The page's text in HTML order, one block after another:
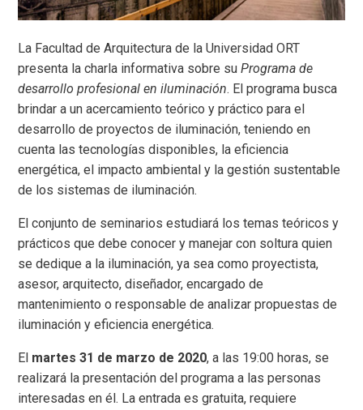
La Facultad de Arquitectura de la Universidad ORT
presenta la charla informativa sobre suPrograma de
desarrollo profesional en iluminación. El programa busca
brindar a un acercamiento teórico y práctico para el
desarrollo de proyectos de iluminación, teniendo en
cuenta las tecnologías disponibles, la eficiencia
energética, el impacto ambiental y la gestión sustentable
de los sistemas de iluminación.
El conjunto de seminarios estudiará los temas teóricos y
prácticos que debe conocer y manejar con soltura quien
se dedique a la iluminación, ya sea como proyectista,
asesor, arquitecto, diseñador, encargado de
mantenimiento o responsable de analizar propuestas de
iluminación y eficiencia energética.
El martes 31 de marzo de 2020, a las 19:00 horas, se
realizará la presentación del programa a las personas
interesadas en él. La entrada es gratuita, requiere